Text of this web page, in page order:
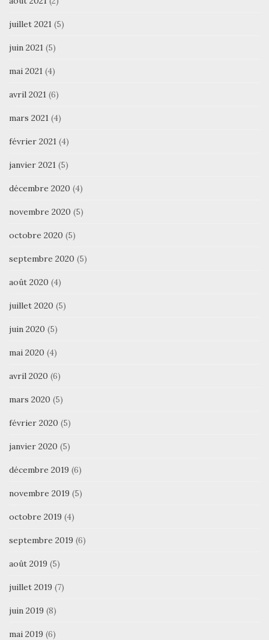
juillet 2021 (5)
juin 2021 (5)
mai 2021 (4)
avril 2021 (6)
mars 2021 (4)
février 2021 (4)
janvier 2021 (5)
décembre 2020 (4)
novembre 2020 (5)
octobre 2020 (5)
septembre 2020 (5)
août 2020 (4)
juillet 2020 (5)
juin 2020 (5)
mai 2020 (4)
avril 2020 (6)
mars 2020 (5)
février 2020 (5)
janvier 2020 (5)
décembre 2019 (6)
novembre 2019 (5)
octobre 2019 (4)
septembre 2019 (6)
août 2019 (5)
juillet 2019 (7)
juin 2019 (8)
mai 2019 (6)